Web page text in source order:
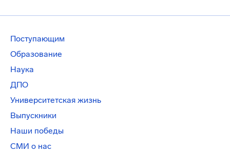
Поступающим
Образование
Наука
ДПО
Университетская жизнь
Выпускники
Наши победы
СМИ о нас